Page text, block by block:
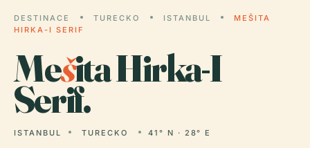
DESTINACE TURECKO ISTANBUL
MEŠITA
HIRKA-I SERIF
Mešita Hirka-I
Serif.
ISTANBUL TURECKO 41° N · 28° E